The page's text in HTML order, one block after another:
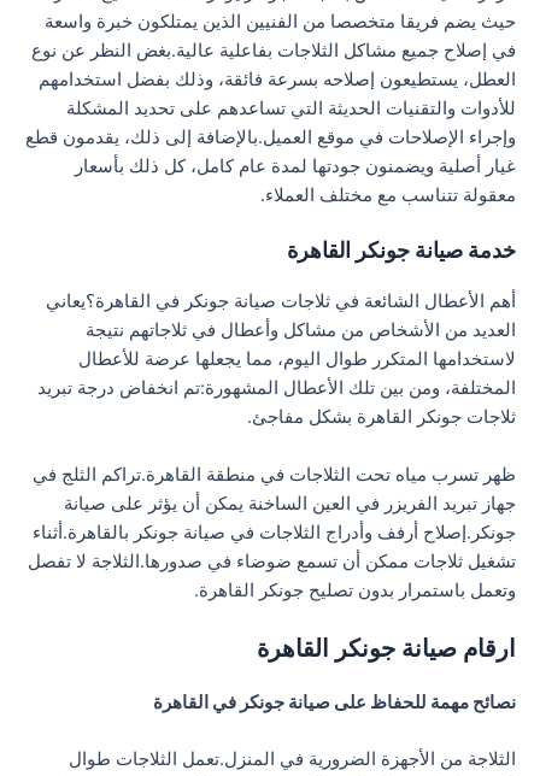
حيث يضم فريقا متخصصا من الفنيين الذين يمتلكون خبرة واسعة
في إصلاح جميع مشاكل الثلاجات بفاعلية عالية.بغض النظر عن نوع
العطل، يستطيعون إصلاحه بسرعة فائقة، وذلك بفضل استخدامهم
للأدوات والتقنيات الحديثة التي تساعدهم على تحديد المشكلة
وإجراء الإصلاحات في موقع العميل.بالإضافة إلى ذلك، يقدمون قطع
غيار أصلية ويضمنون جودتها لمدة عام كامل، كل ذلك بأسعار
معقولة تتناسب مع مختلف العملاء.
خدمة صيانة جونكر القاهرة
أهم الأعطال الشائعة في ثلاجات صيانة جونكر في القاهرة؟يعاني
العديد من الأشخاص من مشاكل وأعطال في ثلاجاتهم نتيجة
لاستخدامها المتكرر طوال اليوم، مما يجعلها عرضة للأعطال
المختلفة، ومن بين تلك الأعطال المشهورة:تم انخفاض درجة تبريد
ثلاجات جونكر القاهرة بشكل مفاجئ.
ظهر تسرب مياه تحت الثلاجات في منطقة القاهرة.تراكم الثلج في
جهاز تبريد الفريزر في العين الساخنة يمكن أن يؤثر على صيانة
جونكر.إصلاح أرفف وأدراج الثلاجات في صيانة جونكر بالقاهرة.أثناء
تشغيل ثلاجات ممكن أن تسمع ضوضاء في صدورها.الثلاجة لا تفصل
وتعمل باستمرار بدون تصليح جونكر القاهرة.
ارقام صيانة جونكر القاهرة
نصائح مهمة للحفاظ على صيانة جونكر في القاهرة
الثلاجة من الأجهزة الضرورية في المنزل.تعمل الثلاجات طوال